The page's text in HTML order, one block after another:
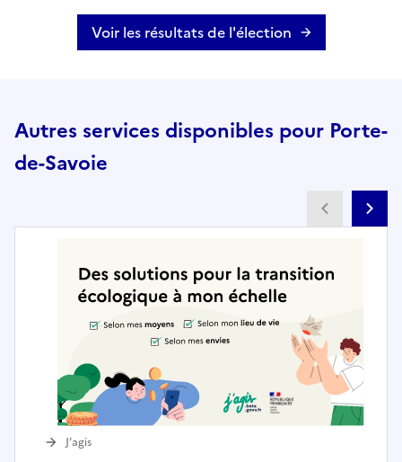
Voir les résultats de l'élection
Autres services disponibles pour Porte-
de-Savoie
J’agis